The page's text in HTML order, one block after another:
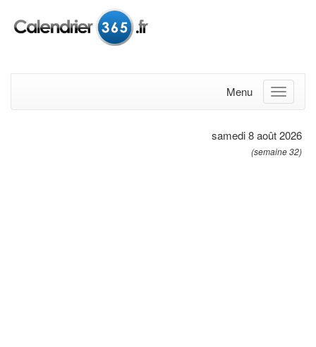
Menu
samedi 8 août 2026
(semaine 32)